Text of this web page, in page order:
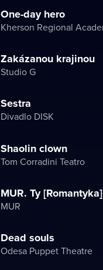
One-day hero
Zakázanou krajinou
Studio G
Sestra
Divadlo DISK
Shaolin clown
Tom Corradini Teatro
MUR. Ty [Romantyka]
MUR
Dead souls
Odesa Puppet Theatre